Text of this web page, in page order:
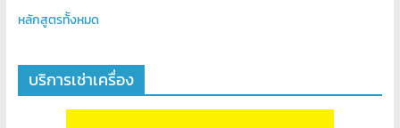
หลักสูตรท้ังหมด
บริการเช่าเครื่อง